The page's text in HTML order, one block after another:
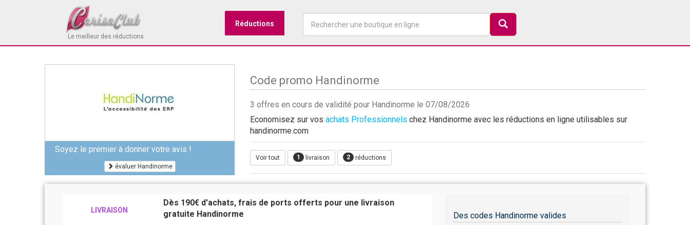
Le meilleur des réductions
Réductions
Soyez le premier à donner votre avis !
évaluer Handinorme
Code promo Handinorme
3 offres en cours de validité pour Handinorme le 07/08/2026
Economisez sur vos achats Professionnels chez Handinorme avec les réductions en ligne utilisables sur
handinorme.com
Voir tout 1 livraison 2 réductions
LIVRAISON
Dès 190€ d'achats, frais de ports offerts pour une livraison
gratuite Handinorme
Des codes Handinorme valides